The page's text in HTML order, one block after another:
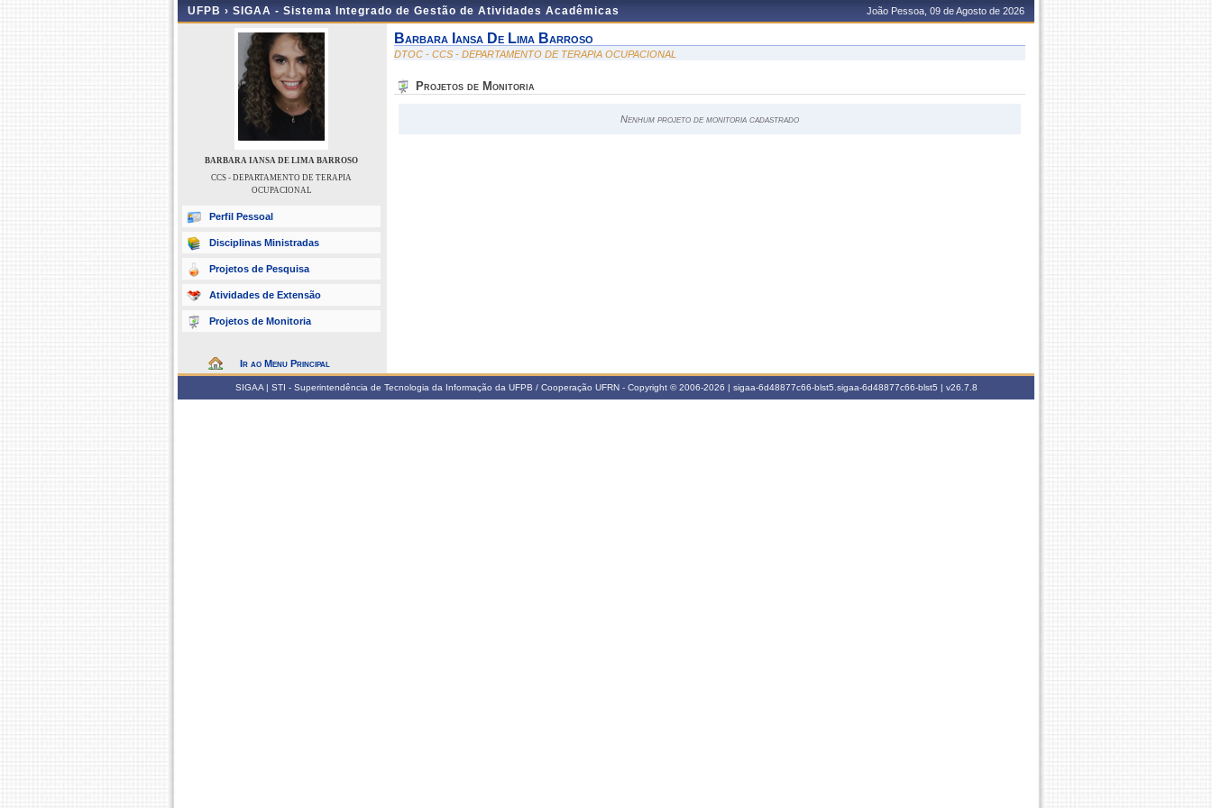
UFPB › SIGAA - Sistema Integrado de Gestão de Atividades Acadêmicas João Pessoa, 09 de Agosto de 2026
BARBARA IANSA DE LIMA BARROSO
CCS - DEPARTAMENTO DE TERAPIA
OCUPACIONAL
Perfil Pessoal
Disciplinas Ministradas
Projetos de Pesquisa
Atividades de Extensão
Projetos de Monitoria
Ir ao Menu Principal
Barbara Iansa De Lima Barroso
DTOC - CCS - DEPARTAMENTO DE TERAPIA OCUPACIONAL
Projetos de Monitoria
Nenhum projeto de monitoria cadastrado
SIGAA | STI - Superintendência de Tecnologia da Informação da UFPB / Cooperação UFRN - Copyright © 2006-2026 | sigaa-6d48877c66-blst5.sigaa-6d48877c66-blst5 | v26.7.8